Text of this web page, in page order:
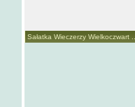
Sałatka Wieczerzy Wielkoczwart ...